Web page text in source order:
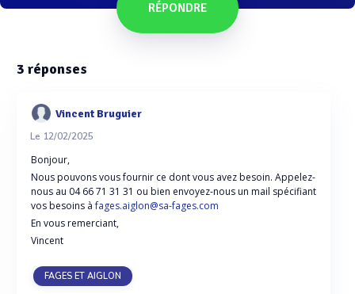
RÉPONDRE
3 réponses
Vincent Bruguier
Le 12/02/2025
Bonjour,
Nous pouvons vous fournir ce dont vous avez besoin. Appelez-
nous au 04 66 71 31 31 ou bien envoyez-nous un mail spécifiant
vos besoins àfages.aiglon@sa-fages.com
En vous remerciant,
Vincent
FAGES ET AIGLON